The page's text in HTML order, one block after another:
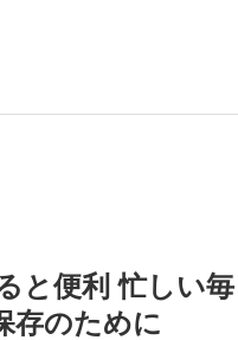
と便利 忙しい
存のために